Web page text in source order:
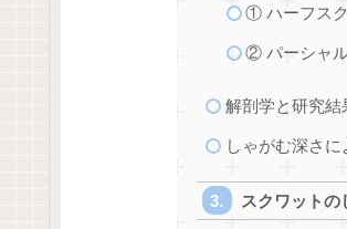
① ハーフス
② パーシャ
解剖学と研究結
しゃがむ深さに
スクワットの